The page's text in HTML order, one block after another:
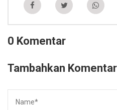
0 Komentar
Tambahkan Komentar